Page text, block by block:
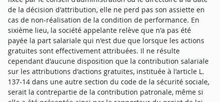
de la décision d'attribution, elle ne perd pas son assiette en
cas de non-réalisation de la condition de performance. En
sixième lieu, la société appelante relève que n'a pas été
payée la part salariale qui n'est due que lorsque les actions
gratuites sont effectivement attribuées. Il ne résulte
cependant d'aucune disposition que la contribution salariale
sur les attributions d'actions gratuites, instituée à l'article L.
137-14 dans une autre section du code de la sécurité sociale,
serait la contrepartie de la contribution patronale, même si